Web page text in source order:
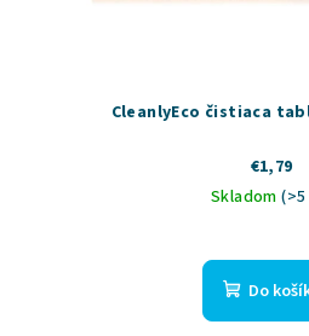
CleanlyEco čistiaca
€1,79
Skladom
Do